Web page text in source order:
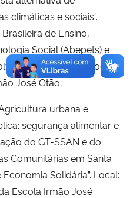
climáticas e sociais”.
de Ensino,
Social (Abepets) e
(PPGE&D). Local:
José Otão;
urbana e
segurança alimentar e
do GT-SSAN e do
Comunitárias em Santa
Solidária”. Local:
Escola Irmão José